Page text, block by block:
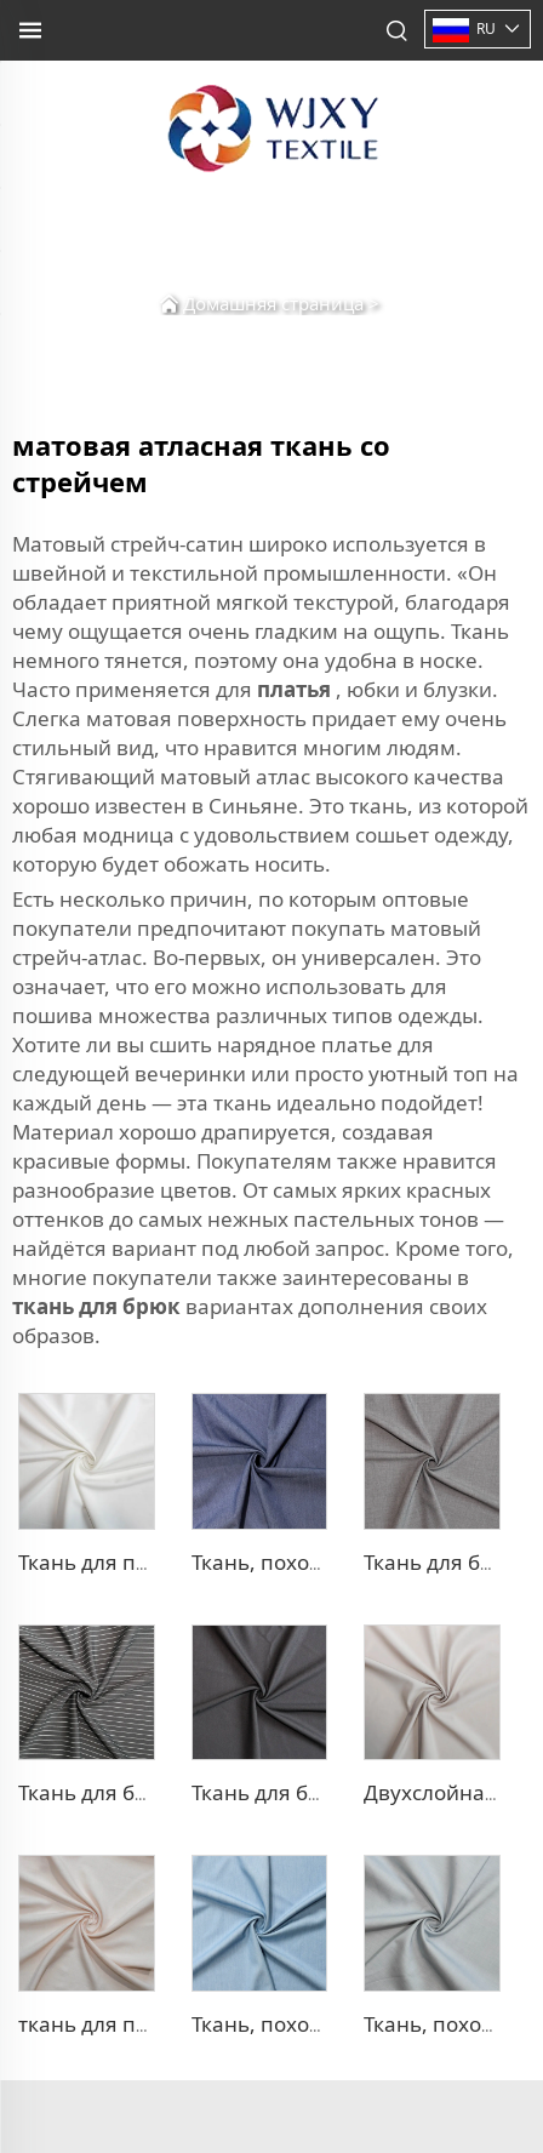
RU
Домашняя страница>
матовая атласная ткань со
стрейчем
Матовый стрейч-сатин широко используется в
швейной и текстильной промышленности. «Он
обладает приятной мягкой текстурой, благодаря
чему ощущается очень гладким на ощупь. Ткань
немного тянется, поэтому она удобна в носке.
Часто применяется для платья , юбки и блузки.
Слегка матовая поверхность придает ему очень
стильный вид, что нравится многим людям.
Стягивающий матовый атлас высокого качества
хорошо известен в Синьяне. Это ткань, из которой
любая модница с удовольствием сошьет одежду,
которую будет обожать носить.
Есть несколько причин, по которым оптовые
покупатели предпочитают покупать матовый
стрейч-атлас. Во-первых, он универсален. Это
означает, что его можно использовать для
пошива множества различных типов одежды.
Хотите ли вы сшить нарядное платье для
следующей вечеринки или просто уютный топ на
каждый день — эта ткань идеально подойдет!
Материал хорошо драпируется, создавая
красивые формы. Покупателям также нравится
разнообразие цветов. От самых ярких красных
оттенков до самых нежных пастельных тонов —
найдётся вариант под любой запрос. Кроме того,
многие покупатели также заинтересованы в
ткань для брюк вариантах дополнения своих
образов.
Ткань для платья из полиэстера и вискозы с эффектом стрейч Ткань, похожая на деним, из полиэстера и вискозы Ткань для брюк TR с четырехсторонней растяжкой
Ткань для брюк в стиле TR Strip Ткань для блейзера TR с эффектом стрейч Двухслойная ткань для платья TR
ткань для платья 100% лиоцелл, похожая на лен Ткань, похожая на деним, TR Ткань, похожая на деним, TR с эффектом стрейч